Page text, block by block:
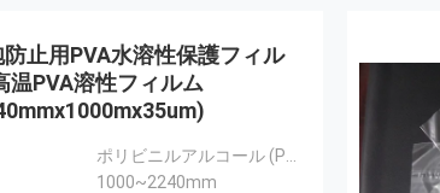
止用PVA水溶性保護フィル
温PVA溶性フィルム
1000~2240mm